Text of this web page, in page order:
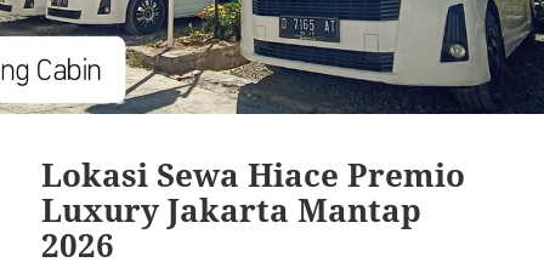
Lokasi Sewa Hiace Premio
Luxury Jakarta Mantap
2026